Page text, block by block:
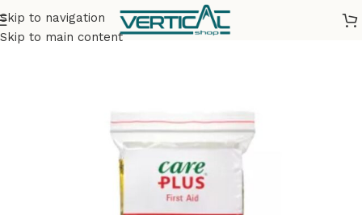
Skip to navigation
Skip to main content
Accueil Bivouac & Camping Hamacs et tarps